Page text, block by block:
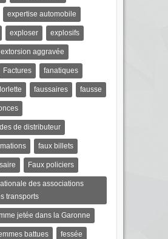
expertise automobile
exploser explosifs
extorsion aggravée
Factures fanatiques
faussaires fausse
de distributeur
faux billets
Faux policiers
des associations
transports
jetée dans la Garonne
battues fessée